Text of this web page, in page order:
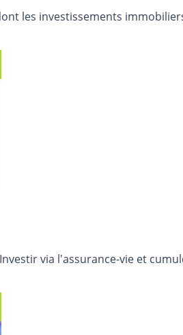
dont les investissements
via l'assurance-vie et